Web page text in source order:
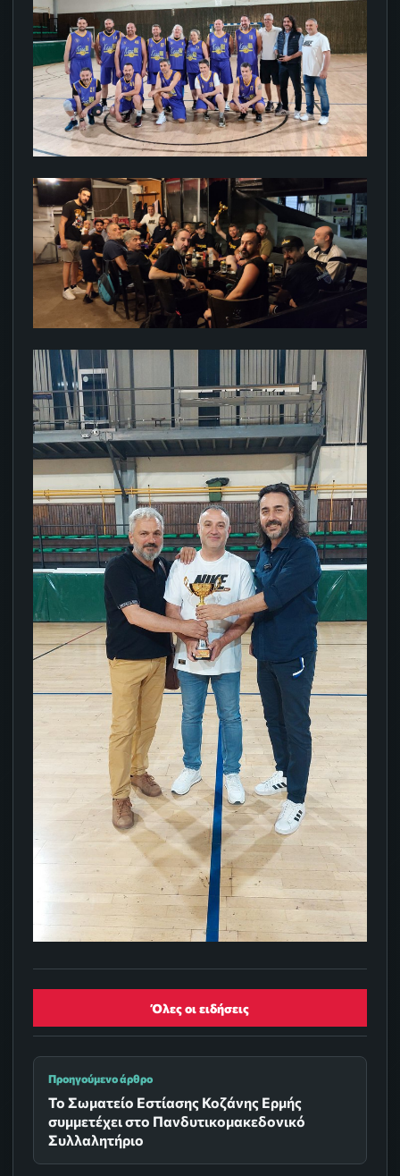
Όλες οι ειδήσεις
Προηγούμενο άρθρο
Το Σωματείο Εστίασης Κοζάνης Ερμής
συμμετέχει στο Πανδυτικομακεδονικό
Συλλαλητήριο